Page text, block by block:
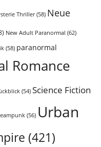
Thriller(58) Neue
New Adult Paranormal (62)
(58) paranormal
Romance
(54) Science Fiction
(56) Urban
(421)